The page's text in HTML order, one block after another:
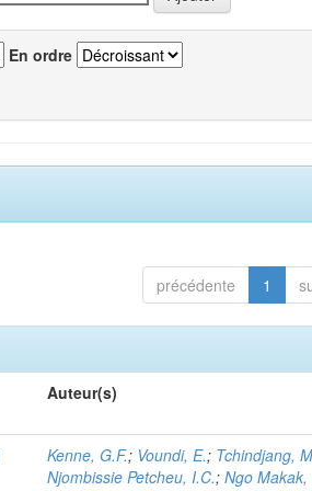
En ordre
précédente 1
Auteur(s)
Kenne, G.F.; Voundi, E.; Tchindjang,
Njombissie Petcheu, I.C.;Ngo Makak,